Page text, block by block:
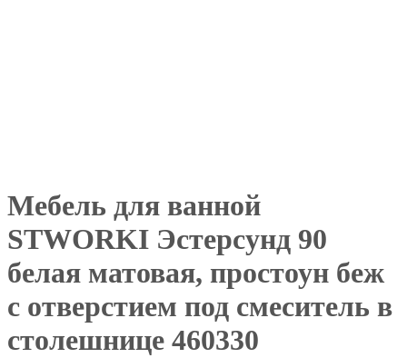
Мебель для ванной
STWORKI Эстерсунд 90
белая матовая, простоун беж
с отверстием под смеситель в
столешнице 460330